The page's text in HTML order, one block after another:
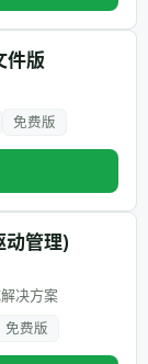
件版
免费版
管理)
决方案
免费版